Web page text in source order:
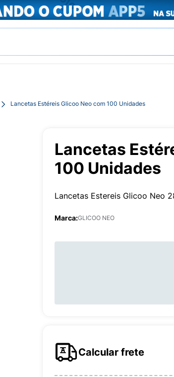
Lancetas Estéreis Glicoo Neo com 100 Unidades
Lancetas
100 Unidades
Lancetas Estereis Glicoo Neo
Marca:GLICOO NEO
Calcular frete